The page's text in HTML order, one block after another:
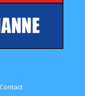
Contact